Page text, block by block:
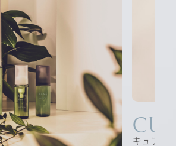
キュアフ